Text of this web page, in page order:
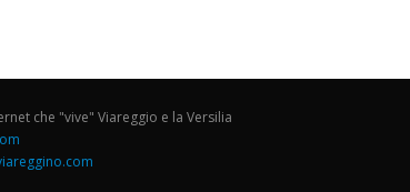
che "vive" Viareggio e la Versilia